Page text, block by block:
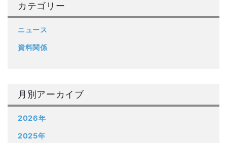
カテゴリー
ニュース
資料関係
月別アーカイブ
2026年
2025年